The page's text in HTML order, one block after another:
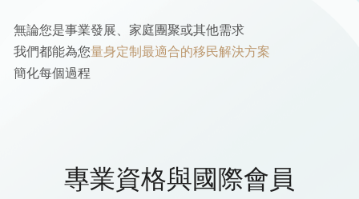
無論您是事業發展、家庭團聚或其他需求
我們都能為您量身定制最適合的移民解決方案
簡化每個過程
專業資格與國際會員